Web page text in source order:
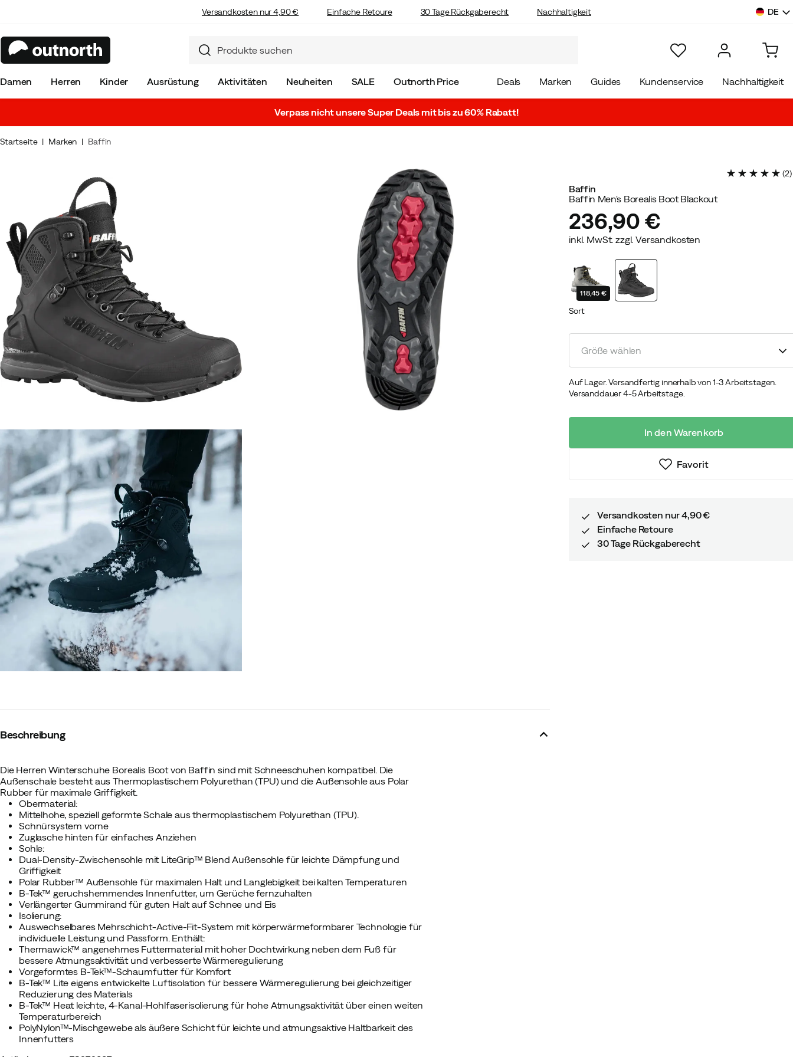
Versandkosten nur 4,90 € Einfache Retoure 30 Tage Rückgaberecht Nachhaltigkeit DE
Damen Herren Kinder Ausrüstung Aktivitäten Neuheiten SALE Outnorth Price Deals Marken Guides Kundenservice Nachhaltigkeit
Verpass nicht unsere Super Deals mit bis zu 60% Rabatt!
Startseite Marken Baffin
Beschreibung
Die Herren Winterschuhe Borealis Boot von Baffin sind mit Schneeschuhen kompatibel. Die
Außenschale besteht aus Thermoplastischem Polyurethan (TPU) und die Außensohle aus Polar
Rubber für maximale Griffigkeit.
Obermaterial:
Mittelhohe, speziell geformte Schale aus thermoplastischem Polyurethan (TPU).
Schnürsystem vorne
Zuglasche hinten für einfaches Anziehen
Sohle:
Dual-Density-Zwischensohle mit LiteGrip™ Blend Außensohle für leichte Dämpfung und
Griffigkeit
Polar Rubber™ Außensohle für maximalen Halt und Langlebigkeit bei kalten Temperaturen
B-Tek™ geruchshemmendes Innenfutter, um Gerüche fernzuhalten
Verlängerter Gummirand für guten Halt auf Schnee und Eis
Isolierung:
Auswechselbares Mehrschicht-Active-Fit-System mit körperwärmeformbarer Technologie für
individuelle Leistung und Passform. Enthält:
Thermawick™ angenehmes Futtermaterial mit hoher Dochtwirkung neben dem Fuß für
bessere Atmungsaktivität und verbesserte Wärmeregulierung
Vorgeformtes B-Tek™-Schaumfutter für Komfort
B-Tek™ Lite eigens entwickelte Luftisolation für bessere Wärmeregulierung bei gleichzeitiger
Reduzierung des Materials
B-Tek™ Heat leichte, 4-Kanal-Hohlfaserisolierung für hohe Atmungsaktivität über einen weiten
Temperaturbereich
PolyNylon™-Mischgewebe als äußere Schicht für leichte und atmungsaktive Haltbarkeit des
Innenfutters
(2)
Baffin
Baffin Men's Borealis Boot Blackout
236,90 €
inkl. MwSt. zzgl. Versandkosten
118,45 €
Sort
Größe wählen
Auf Lager. Versandfertig innerhalb von 1-3 Arbeitstagen.
Versanddauer 4-5 Arbeitstage.
In den Warenkorb
Favorit
Versandkosten nur 4,90 €
Einfache Retoure
30 Tage Rückgaberecht